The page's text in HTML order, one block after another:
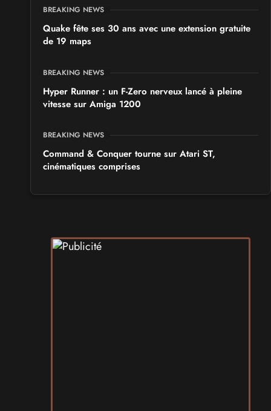
BREAKING NEWS
Quake fête ses 30 ans avec une extension gratuite
de 19 maps
BREAKING NEWS
Hyper Runner : un F-Zero nerveux lancé à pleine
vitesse sur Amiga 1200
BREAKING NEWS
Command & Conquer tourne sur Atari ST,
cinématiques comprises